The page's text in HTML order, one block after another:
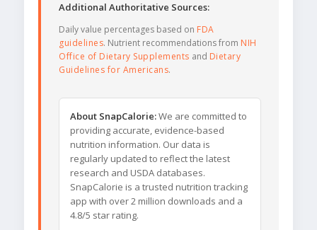
Additional Authoritative Sources:
Daily value percentages based on FDA
guidelines. Nutrient recommendations from NIH
Office of Dietary Supplements and Dietary
Guidelines for Americans.
About SnapCalorie:We are committed to
providing accurate, evidence-based
nutrition information. Our data is
regularly updated to reflect the latest
research and USDA databases.
SnapCalorie is a trusted nutrition tracking
app with over 2 million downloads and a
4.8/5 star rating.